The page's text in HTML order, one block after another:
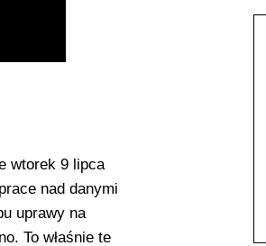
wtorek 9 lipca
nad danymi
uprawy na
To właśnie te